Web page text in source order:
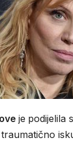
je podijelila